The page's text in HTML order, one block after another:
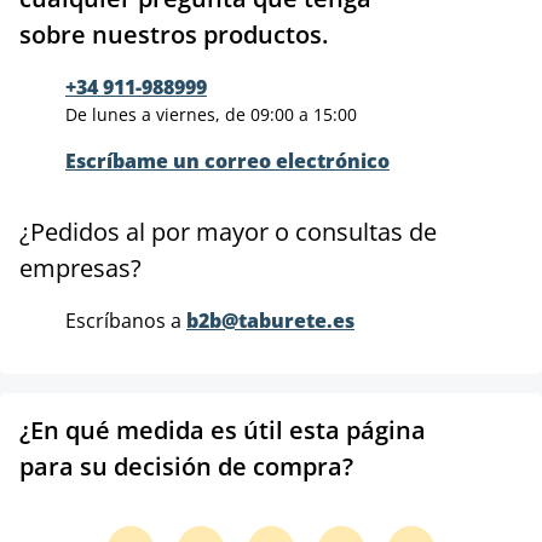
sobre nuestros productos.
+34 911-988999
De lunes a viernes, de 09:00 a 15:00
Escríbame un correo electrónico
¿Pedidos al por mayor o consultas de
empresas?
Escríbanos a b2b@taburete.es
¿En qué medida es útil esta página
para su decisión de compra?